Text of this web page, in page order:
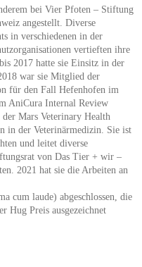
bei Vier Pfoten – Stiftung
angestellt. Diverse
in verschiedenen in der
vertieften ihre
2017 hatte sie Einsitz in der
war sie Mitglied der
für den Fall Hefenhofen im
AniCura Internal Review
Mars Veterinary Health
in der Veterinärmedizin. Sie ist
und leitet diverse
von Das Tier + wir –
2021 hat sie die Arbeiten an
cum laude) abgeschlossen, die
Hug Preis ausgezeichnet